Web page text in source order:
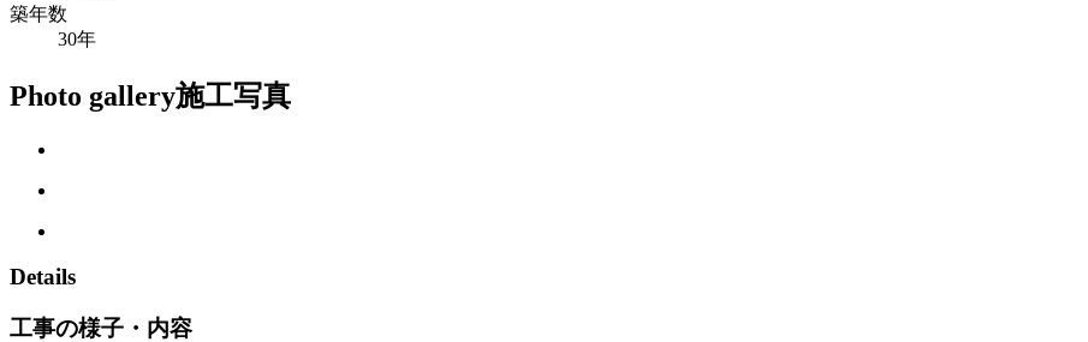
築年数
30年
Photo gallery施工写真
Details
工事の様子・内容